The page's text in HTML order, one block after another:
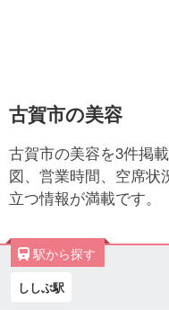
古賀市の美容
古賀市の美容を3件掲
図、営業時間、空席状
立つ情報が満載です。
駅から探す
ししぶ駅